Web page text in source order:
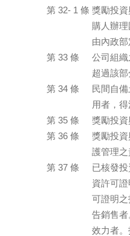
第 32- 1 條 獎勵投
購人辦
由內政
第 33 條
公司組
超過該
第 34 條
民間自
用者，
第 35 條
獎勵投
第 36 條
獎勵投
護管理
第 37 條
已核發
資許可
可證明
告銷售
效力者